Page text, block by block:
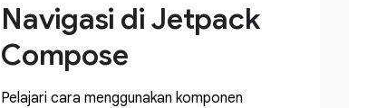
Navigasi di Jetpack
Compose
Pelajari cara menggunakan komponen